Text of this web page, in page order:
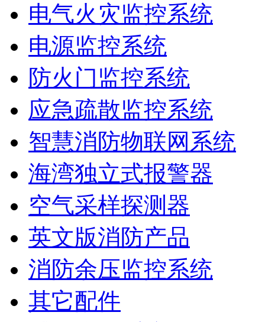
电气火灾监控系统
电源监控系统
防火门监控系统
应急疏散监控系统
智慧消防物联网系统
海湾独立式报警器
空气采样探测器
英文版消防产品
消防余压监控系统
其它配件